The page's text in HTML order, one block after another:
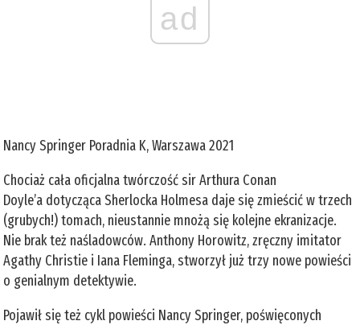
ad
Nancy Springer Poradnia K, Warszawa 2021
Chociaż cała oficjalna twórczość sir Arthura Conan
Doyle’a dotycząca Sherlocka Holmesa daje się zmieścić w trzech
(grubych!) tomach, nieustannie mnożą się kolejne ekranizacje.
Nie brak też naśladowców. Anthony Horowitz, zręczny imitator
Agathy Christie i Iana Fleminga, stworzył już trzy nowe powieści
o genialnym detektywie.
Pojawił się też cykl powieści Nancy Springer, poświęconych